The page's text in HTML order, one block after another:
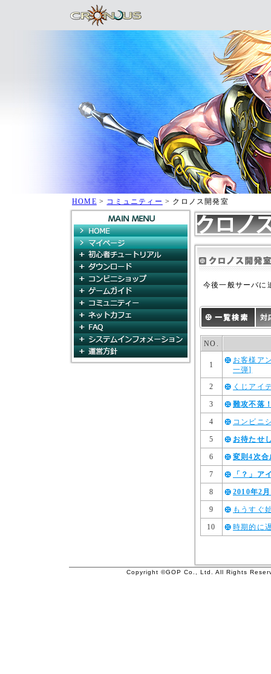
HOME > コミュニティー > クロノス開発室
HOME
ダウンロード
ゲームガイド
ネットカフェ
FAQ
システムインフォメー
運営方針
今後一般サーバに
NO.
1
お客様ア
一弾]
2
くじアイ
3 難攻不落
4 コンビニ
5 お待たせ
6 変則4次
7 「？」ア
8 2010年2
9 もうす
10 時期的に
Copyright ©GOP Co., Ltd. All Rights